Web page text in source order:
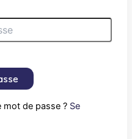
mot de passe ? Se